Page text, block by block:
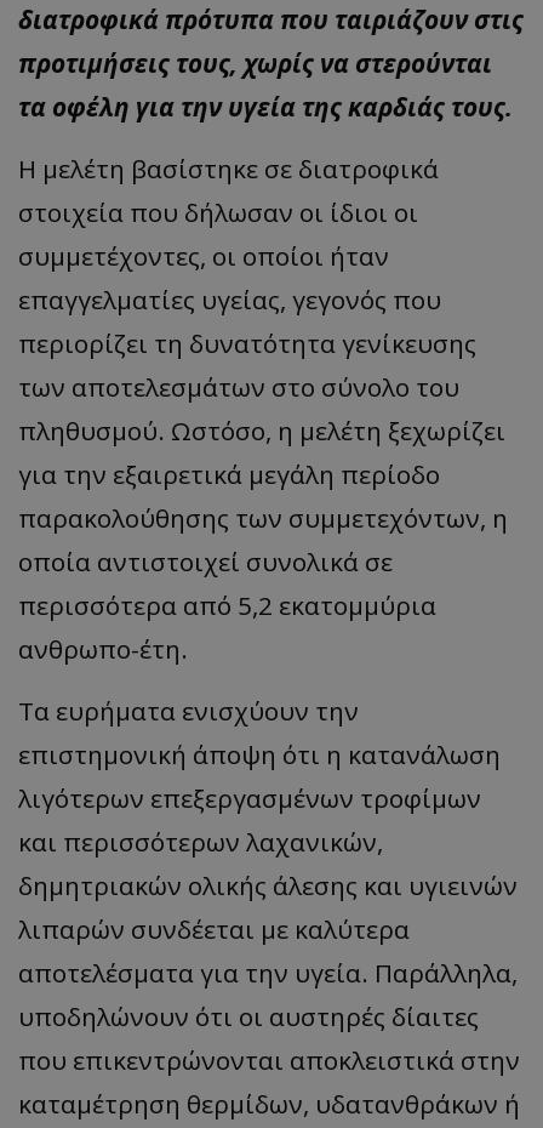
διατροφικά πρότυπα που ταιριάζουν στις
προτιμήσεις τους, χωρίς να στερούνται
τα οφέλη για την υγεία της καρδιάς τους.
Η μελέτη βασίστηκε σε διατροφικά
στοιχεία που δήλωσαν οι ίδιοι οι
συμμετέχοντες, οι οποίοι ήταν
επαγγελματίες υγείας, γεγονός που
περιορίζει τη δυνατότητα γενίκευσης
των αποτελεσμάτων στο σύνολο του
πληθυσμού. Ωστόσο, η μελέτη ξεχωρίζει
για την εξαιρετικά μεγάλη περίοδο
παρακολούθησης των συμμετεχόντων, η
οποία αντιστοιχεί συνολικά σε
περισσότερα από 5,2 εκατομμύρια
ανθρωπο-έτη.
Τα ευρήματα ενισχύουν την
επιστημονική άποψη ότι η κατανάλωση
λιγότερων επεξεργασμένων τροφίμων
και περισσότερων λαχανικών,
δημητριακών ολικής άλεσης και υγιεινών
λιπαρών συνδέεται με καλύτερα
αποτελέσματα για την υγεία. Παράλληλα,
υποδηλώνουν ότι οι αυστηρές δίαιτες
που επικεντρώνονται αποκλειστικά στην
καταμέτρηση θερμίδων, υδατανθράκων ή